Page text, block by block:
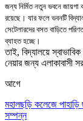
জন্য নির্মিত নতুন ভবনে জায়গা
রয়েছে । যার ফলে ভবনটি
সেটেলারদের বসত বাড়িতে
ব্যাহত হচ্ছে।
তাই, বিদ্যালয়ে
নেয়ার জন্য এলাকাবাসী
আগে
মহালছড়ি কলেজে পাহাড়ি
সম্পন্ন